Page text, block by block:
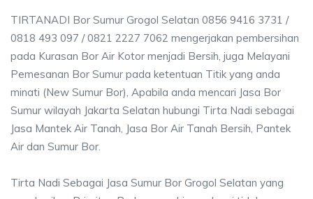
TIRTANADI Bor Sumur Grogol Selatan 0856 9416 3731 /
0818 493 097 / 0821 2227 7062 mengerjakan pembersihan
pada Kurasan Bor Air Kotor menjadi Bersih, juga Melayani
Pemesanan Bor Sumur pada ketentuan Titik yang anda
minati (New Sumur Bor), Apabila anda mencari Jasa Bor
Sumur wilayah Jakarta Selatan hubungi Tirta Nadi sebagai
Jasa Mantek Air Tanah, Jasa Bor Air Tanah Bersih, Pantek
Air dan Sumur Bor.
Tirta Nadi Sebagai Jasa Sumur Bor Grogol Selatan yang